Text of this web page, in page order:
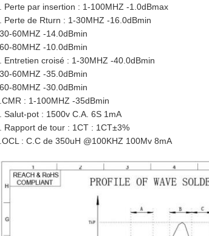
. Perte par insertion : 1-100MHZ -1.0dBmax
. Perte de Rturn : 1-30MHZ -16.0dBmin
30-60MHZ -14.0dBmin
60-80MHZ -10.0dBmin
. Entretien croisé : 1-30MHZ -40.0dBmin
30-60MHZ -35.0dBmin
60-80MHZ -30.0dBmin
.CMR : 1-100MHZ -35dBmin
. Salut-pot : 1500v C.A. 6S 1mA
. Rapport de tour : 1CT : 1CT±3%
.OCL : C.C de 350uH @100KHZ 100Mv 8mA